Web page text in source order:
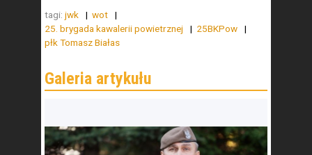
tagi: jwk
wot
25. brygada kawalerii powietrznej
25BKPow
płk Tomasz Białas